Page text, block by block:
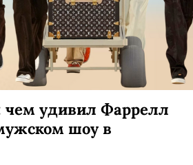
чем удивил Фаррелл
шоу в